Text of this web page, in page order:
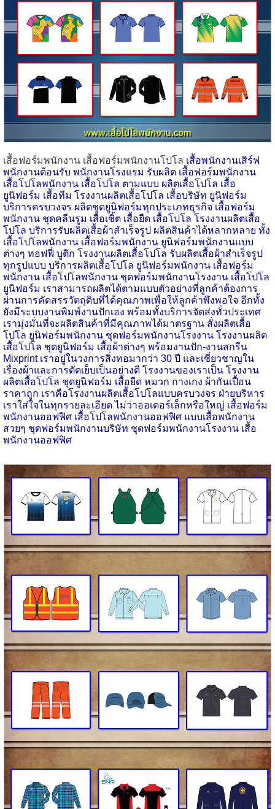
เสื้อฟอร์มพนักงาน เสื้อฟอร์มพนักงานโปโล เสื้อพนักงานเสิร์ฟ
พนักงานต้อนรับ พนักงานโรงแรม รับผลิต เสื้อฟอร์มพนักงาน
เสื้อโปโลพนักงาน เสื้อโปโล ตามแบบ ผลิตเสื้อโปโล เสื้อ
ยูนิฟอร์ม เสื้อทีม โรงงานผลิตเสื้อโปโล เสื้อบริษัท ยูนิฟอร์ม
บริการครบวงจร ผลิตชุดยูนิฟอร์มทุกประเภทธุรกิจ เสื้อฟอร์ม
พนักงาน ชุดคลีนรูม เสื้อเชิ้ต เสื้อยืด เสื้อโปโล โรงงานผลิตเสื้อ
โปโล บริการรับผลิตเสื้อผ้าสำเร็จรูป ผลิตสินค้าได้หลากหลาย ทั้ง
เสื้อโปโลพนักงาน เสื้อฟอร์มพนักงาน ยูนิฟอร์มพนักงานแบบ
ต่างๆ ทอฟฟี่ บูติก โรงงานผลิตเสื้อโปโล รับผลิตเสื้อผ้าสำเร็จรูป
ทุกรูปแบบ บริการผลิตเสื้อโปโล ยูนิฟอร์มพนักงาน เสื้อฟอร์ม
พนักงาน เสื้อโปโลพนักงาน ชุดฟอร์มพนักงานโรงงาน เสื้อโปโล
ยูนิฟอร์ม เราสามารถผลิตได้ตามแบบตัวอย่างที่ลูกค้าต้องการ
ผ่านการคัดสรรวัตถุดิบที่ได้คุณภาพเพื่อให้ลูกค้าพึงพอใจ อีกทั้ง
ยังมีระบบงานพิมพ์งานปักเอง พร้อมทั้งบริการจัดส่งทั่วประเทศ
เรามุ่งมั่นที่จะผลิตสินค้าที่มีคุณภาพได้มาตรฐาน สั่งผลิตเสื้อ
โปโล ยูนิฟอร์มพนักงาน ชุดฟอร์มพนักงานโรงงาน โรงงานผลิต
เสื้อโปโล ชุดยูนิฟอร์ม เสื้อผ้าต่างๆ พร้อมงานปัก-งานสกรีน
Mixprint เราอยู่ในวงการสิ่งทอมากว่า 30 ปี และเชี่ยวชาญใน
เรื่องผ้าและการตัดเย็บเป็นอย่างดี โรงงานของเราเป็น โรงงาน
ผลิตเสื้อโปโล ชุดยูนิฟอร์ม เสื้อยืด หมวก กางเกง ผ้ากันเปื้อน
ราคาถูก เราคือโรงงานผลิตเสื้อโปโลแบบครบวงจร ฝ่ายบริหาร
เราใส่ใจในทุกรายละเอียด ไม่ว่าออเดอร์เล็กหรือใหญ่ เสื้อฟอร์ม
พนักงานออฟฟิศ เสื้อโปโลพนักงานออฟฟิศ แบบเสื้อพนักงาน
สวยๆ ชุดฟอร์มพนักงานบริษัท ชุดฟอร์มพนักงานโรงงาน เสื้อ
พนักงานออฟฟิศ